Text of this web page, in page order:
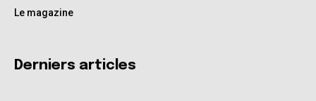
Le magazine
Derniers articles